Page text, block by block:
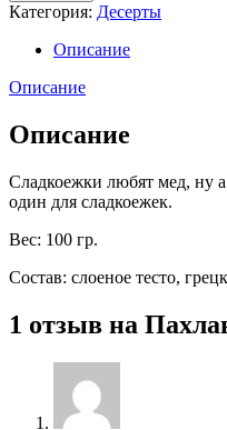
Категория: Десерты
Описание
Описание
Описание
Сладкоежки любят мед, ну
один для сладкоежек.
Вес: 100 гр.
Состав: слоеное тесто,
1 отзыв на